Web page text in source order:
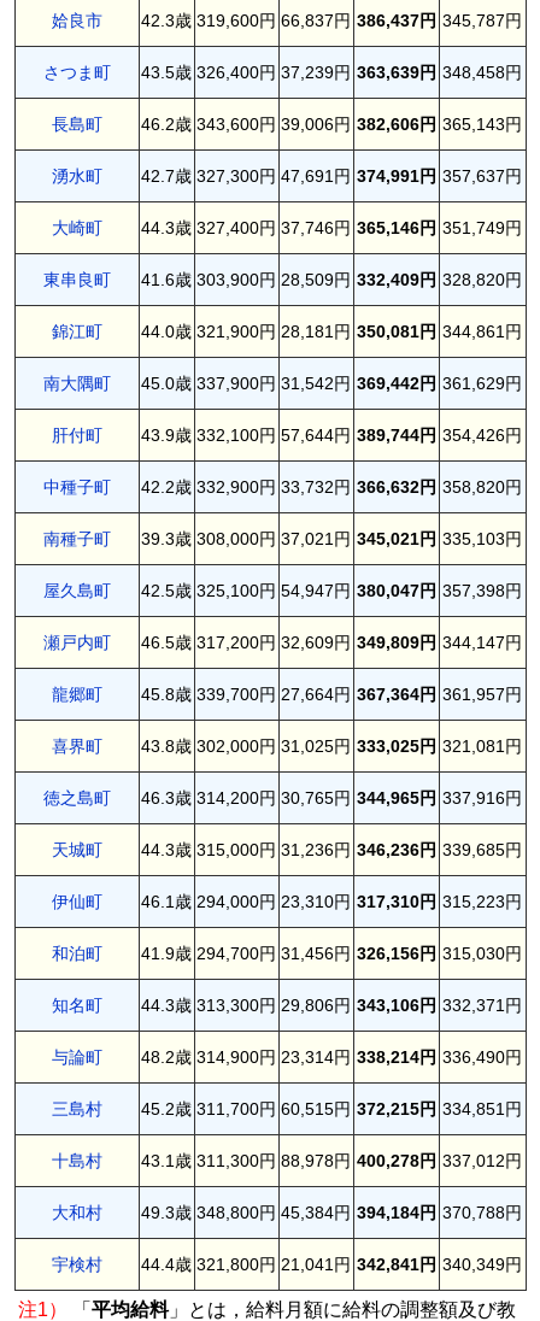
姶良市 42.3歳 319,600円 66,837円 386,437円 345,787円
さつま町 43.5歳 326,400円 37,239円 363,639円 348,458円
長島町 46.2歳 343,600円 39,006円 382,606円 365,143円
湧水町 42.7歳 327,300円 47,691円 374,991円 357,637円
大崎町 44.3歳 327,400円 37,746円 365,146円 351,749円
東串良町 41.6歳 303,900円 28,509円 332,409円 328,820円
錦江町 44.0歳 321,900円 28,181円 350,081円 344,861円
南大隅町 45.0歳 337,900円 31,542円 369,442円 361,629円
肝付町 43.9歳 332,100円 57,644円 389,744円 354,426円
中種子町 42.2歳 332,900円 33,732円 366,632円 358,820円
南種子町 39.3歳 308,000円 37,021円 345,021円 335,103円
屋久島町 42.5歳 325,100円 54,947円 380,047円 357,398円
瀬戸内町 46.5歳 317,200円 32,609円 349,809円 344,147円
龍郷町 45.8歳 339,700円 27,664円 367,364円 361,957円
喜界町 43.8歳 302,000円 31,025円 333,025円 321,081円
徳之島町 46.3歳 314,200円 30,765円 344,965円 337,916円
天城町 44.3歳 315,000円 31,236円 346,236円 339,685円
伊仙町 46.1歳 294,000円 23,310円 317,310円 315,223円
和泊町 41.9歳 294,700円 31,456円 326,156円 315,030円
知名町 44.3歳 313,300円 29,806円 343,106円 332,371円
与論町 48.2歳 314,900円 23,314円 338,214円 336,490円
三島村 45.2歳 311,700円 60,515円 372,215円 334,851円
十島村 43.1歳 311,300円 88,978円 400,278円 337,012円
大和村 49.3歳 348,800円 45,384円 394,184円 370,788円
宇検村 44.4歳 321,800円 21,041円 342,841円 340,349円
注1） 「 平均給料」とは，給料月額に給料の調整額及び教